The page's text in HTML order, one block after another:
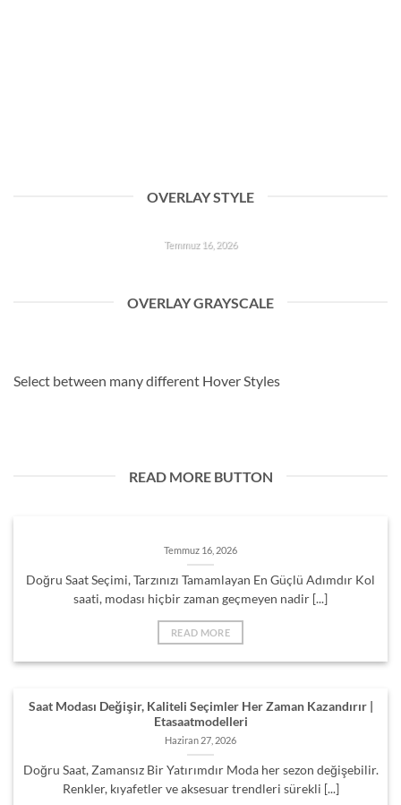
OVERLAY STYLE
Temmuz 16, 2026
OVERLAY GRAYSCALE
Doğru Saat Seçimi, Tarzınızı Tamamlayan En Güçlü Adımdır
Select between many different Hover Styles
READ MORE BUTTON
Temmuz 16, 2026
Doğru Saat Seçimi, Tarzınızı Tamamlayan En Güçlü Adımdır Kol
saati, modası hiçbir zaman geçmeyen nadir [...]
READ MORE
Saat Modası Değişir, Kaliteli Seçimler Her Zaman Kazandırır |
Etasaatmodelleri
Haziran 27, 2026
Doğru Saat, Zamansız Bir Yatırımdır Moda her sezon değişebilir.
Renkler, kıyafetler ve aksesuar trendleri sürekli [...]